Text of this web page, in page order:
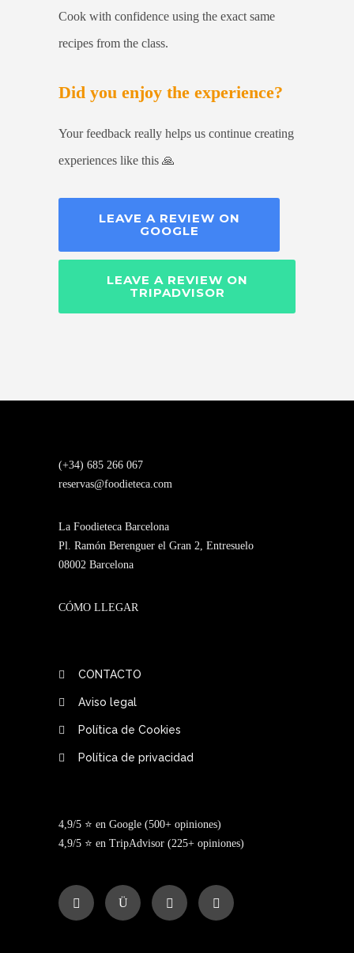
Cook with confidence using the exact same
recipes from the class.
Did you enjoy the experience?
Your feedback really helps us continue creating
experiences like this 🙏
LEAVE A REVIEW ON
GOOGLE
LEAVE A REVIEW ON
TRIPADVISOR
(+34) 685 266 067
reservas@foodieteca.com
La Foodieteca Barcelona
Pl. Ramón Berenguer el Gran 2, Entresuelo
08002 Barcelona
CÓMO LLEGAR
CONTACTO
Aviso legal
Política de Cookies
Política de privacidad
4,9/5 ⭐ en Google (500+ opiniones)
4,9/5 ⭐ en TripAdvisor (225+ opiniones)